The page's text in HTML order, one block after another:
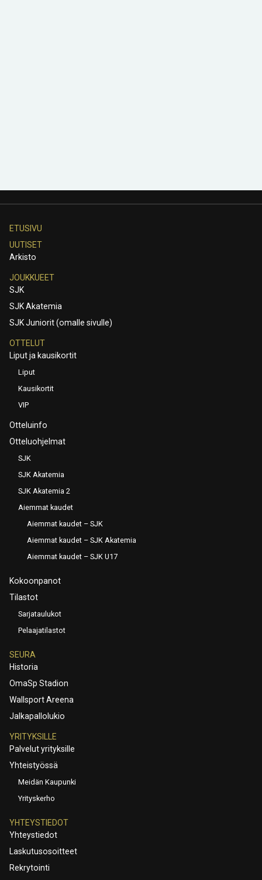
ETUSIVU
UUTISET
Arkisto
JOUKKUEET
SJK
SJK Akatemia
SJK Juniorit (omalle sivulle)
OTTELUT
Liput ja kausikortit
Liput
Kausikortit
VIP
Otteluinfo
Otteluohjelmat
SJK
SJK Akatemia
SJK Akatemia 2
Aiemmat kaudet
Aiemmat kaudet – SJK
Aiemmat kaudet – SJK Akatemia
Aiemmat kaudet – SJK U17
Kokoonpanot
Tilastot
Sarjataulukot
Pelaajatilastot
SEURA
Historia
OmaSp Stadion
Wallsport Areena
Jalkapallolukio
YRITYKSILLE
Palvelut yrityksille
Yhteistyössä
Meidän Kaupunki
Yrityskerho
YHTEYSTIEDOT
Yhteystiedot
Laskutusosoitteet
Rekrytointi